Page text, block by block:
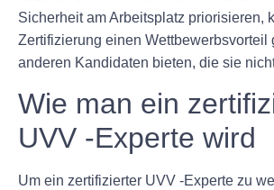
Sicherheit am Arbeitsplatz priorisieren,
Zertifizierung einen Wettbewerbsvorteil
anderen Kandidaten bieten, die sie
Wie man ein
UVV -Experte wird
Um ein zertifizierter UVV -Experte zu